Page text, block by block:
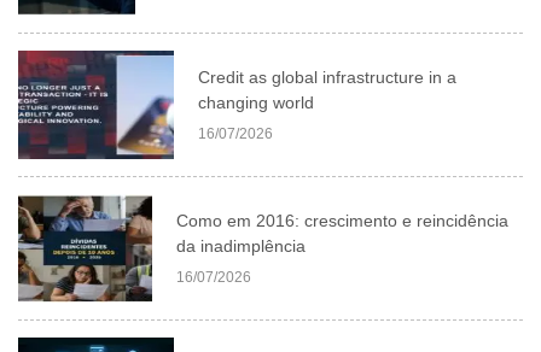
Credit as global infrastructure in a
changing world
16/07/2026
Como em 2016: crescimento e reincidência
da inadimplência
16/07/2026